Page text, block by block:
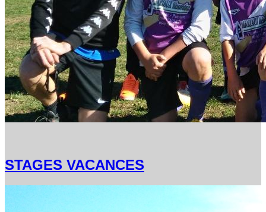
STAGES VACANCES